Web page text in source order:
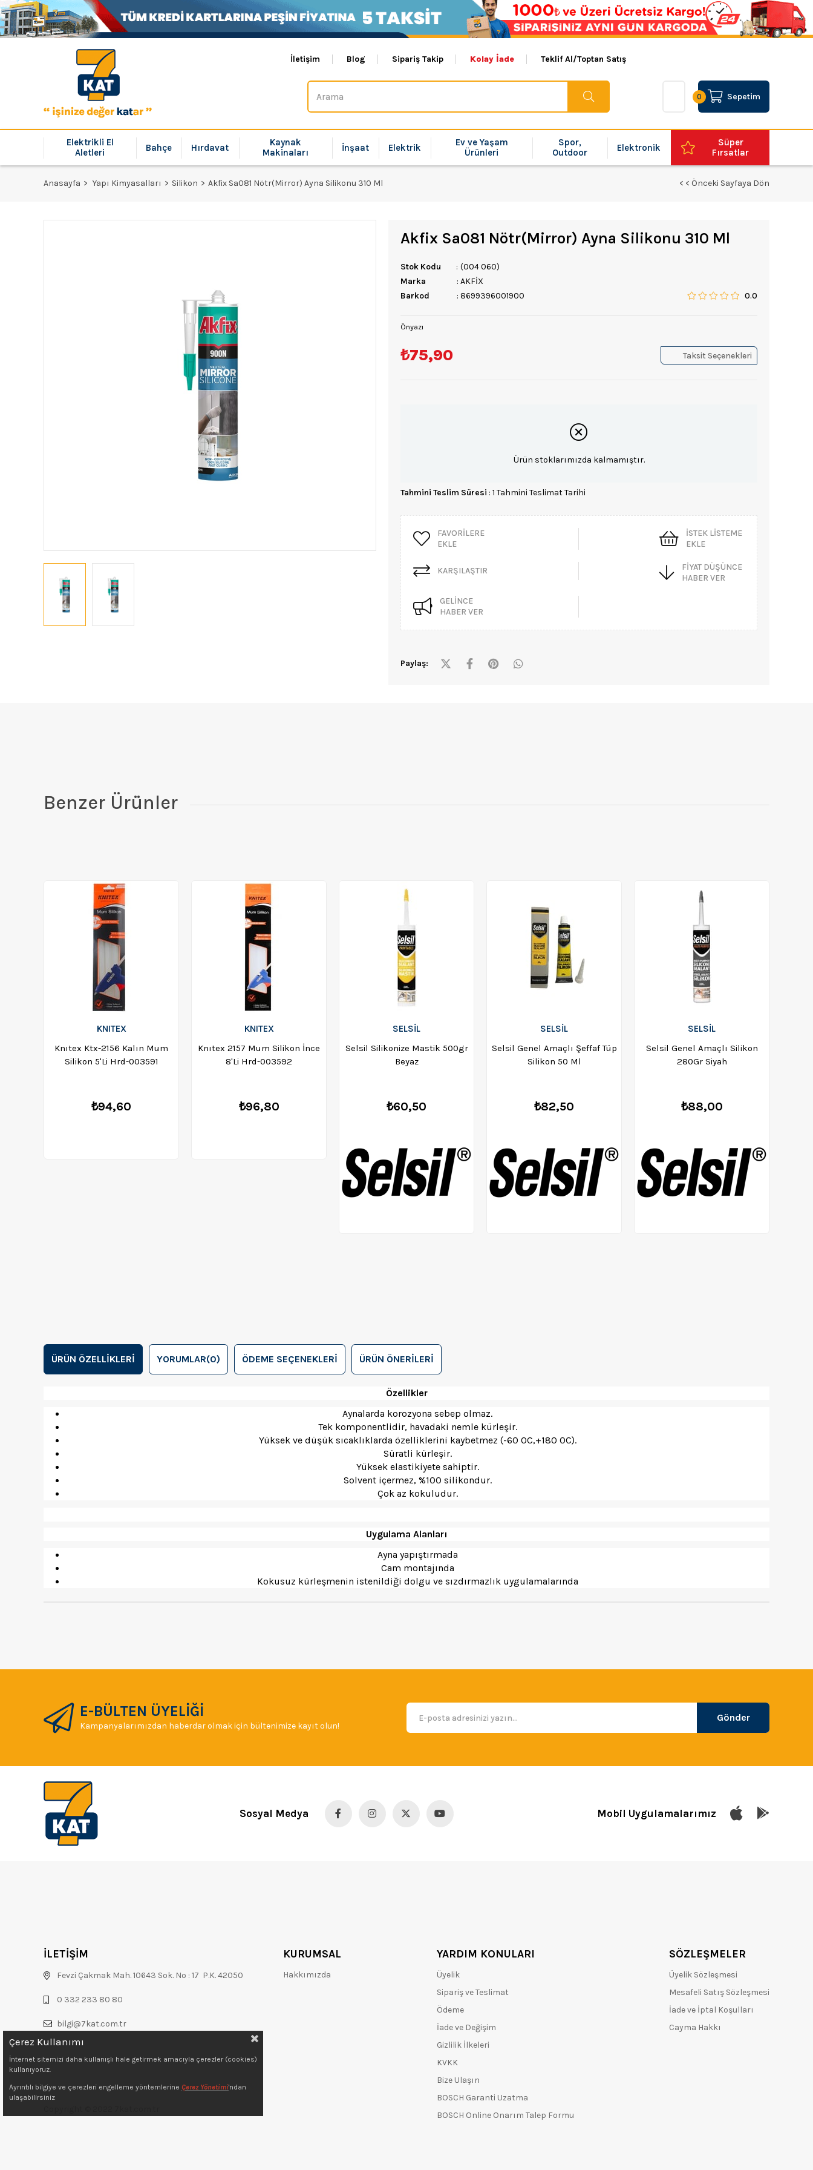
İletişim Blog Sipariş Takip Kolay İade Teklif Al/Toptan Satış
Sepetim
0
Elektrikli El
Aletleri
Bahçe Hırdavat
Kaynak
Makinaları
İnşaat Elektrik
Ev ve Yaşam
Ürünleri
Spor,
Outdoor
Elektronik
Süper
Fırsatlar
Anasayfa Yapı Kimyasalları Silikon Akfix Sa081 Nötr(Mirror) Ayna Silikonu 310 Ml < < Önceki Sayfaya Dön
Akfix Sa081 Nötr(Mirror) Ayna Silikonu 310 Ml
Stok Kodu
(004 060)
Marka
: AKFİX
Barkod
: 8699396001900 0.0
Önyazı
₺75,90 Taksit Seçenekleri
Ürün stoklarımızda kalmamıştır.
Tahmini Teslim Süresi : 1 Tahmini Teslimat Tarihi
FAVORILERE
EKLE
İSTEK LISTEME
EKLE
KARŞILAŞTIR
FIYAT DÜŞÜNCE
HABER VER
GELINCE
HABER VER
Paylaş:
Benzer Ürünler
KNITEX
Knıtex Ktx-2156 Kalın Mum
Silikon 5'Li Hrd-003591
₺94,60
KNITEX
Knıtex 2157 Mum Silikon İnce
8'Li Hrd-003592
₺96,80
SELSİL
Selsil Silikonize Mastik 500gr
Beyaz
₺60,50
SELSİL
Selsil Genel Amaçlı Şeffaf Tüp
Silikon 50 Ml
₺82,50
SELSİL
Selsil Genel Amaçlı Silikon
280Gr Siyah
₺88,00
ÜRÜN ÖZELLIKLERI YORUMLAR(0) ÖDEME SEÇENEKLERI ÜRÜN ÖNERILERI
Özellikler
Aynalarda korozyona sebep olmaz.
Tek komponentlidir, havadaki nemle kürleşir.
Yüksek ve düşük sıcaklıklarda özelliklerini kaybetmez (-60 0C,+180 0C).
Süratli kürleşir.
Yüksek elastikiyete sahiptir.
Solvent içermez, %100 silikondur.
Çok az kokuludur.
Uygulama Alanları
Ayna yapıştırmada
Cam montajında
Kokusuz kürleşmenin istenildiği dolgu ve sızdırmazlık uygulamalarında
E-BÜLTEN ÜYELİĞİ
Kampanyalarımızdan haberdar olmak için bültenimize kayıt olun!
Gönder
Sosyal Medya Mobil Uygulamalarımız
İLETİŞİM
Fevzi Çakmak Mah. 10643 Sok. No : 17 P.K. 42050
0 332 233 80 80
bilgi@7kat.com.tr
KURUMSAL
Hakkımızda
YARDIM KONULARI
Üyelik
Sipariş ve Teslimat
Ödeme
İade ve Değişim
Gizlilik İlkeleri
KVKK
Bize Ulaşın
BOSCH Garanti Uzatma
BOSCH Online Onarım Talep Formu
SÖZLEŞMELER
Üyelik Sözleşmesi
Mesafeli Satış Sözleşmesi
İade ve İptal Koşulları
Cayma Hakkı
Çerez Kullanımı
İnternet sitemizi daha kullanışlı hale getirmek amacıyla çerezler (cookies)
kullanıyoruz.
Ayrıntılı bilgiye ve çerezleri engelleme yöntemlerine Çerez Yönetimi'ndan
ulaşabilirsiniz